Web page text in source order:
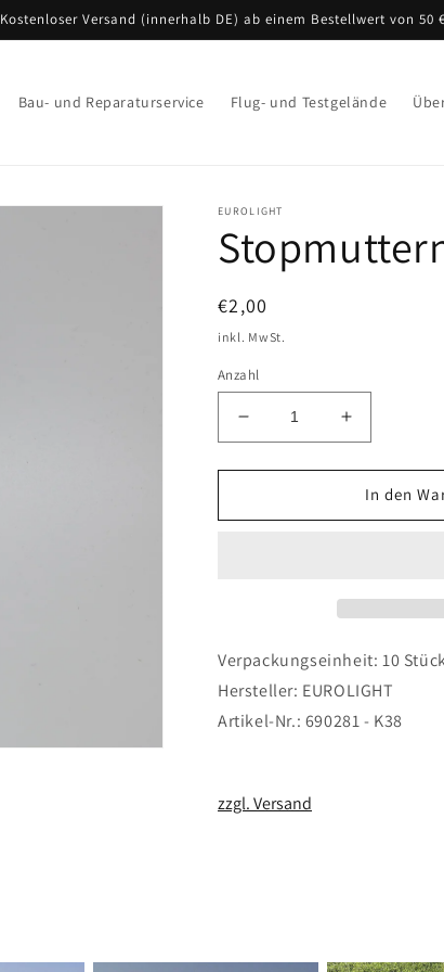
Kostenloser Versand (innerhalb DE) ab einem Bestellwert von 50 €
Bau- und Reparaturservice Flug- und Testgelände
EUROLIGHT
Normaler
Preis
€2,00
inkl. MwSt.
Anzahl
Verringere
die
Menge
Stopmuttern
Erhöhe
die
Menge
fürIn den
Verpackungseinheit: 10
Hersteller: EUROLIGHT
Artikel-Nr.: 690281 - K38
zzgl. Versand